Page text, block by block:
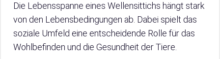
Die Lebensspanne eines Wellensittichs hängt stark
von den Lebensbedingungen ab. Dabei spielt das
soziale Umfeld eine entscheidende Rolle für das
Wohlbefinden und die Gesundheit der Tiere.